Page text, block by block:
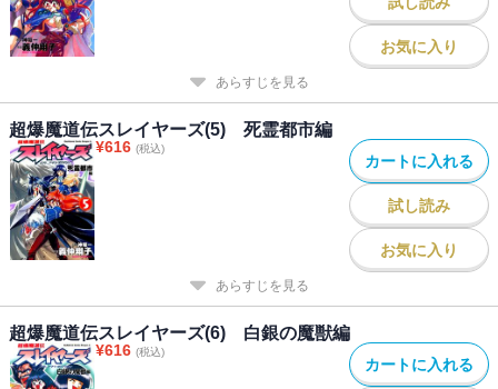
お気に入り
あらすじを見る
超爆魔道伝スレイヤーズ(5) 死霊都市編
¥616 (税込)
カートに入れる
試し読み
お気に入り
あらすじを見る
超爆魔道伝スレイヤーズ(6) 白銀の魔獣編
¥616 (税込)
カートに入れる